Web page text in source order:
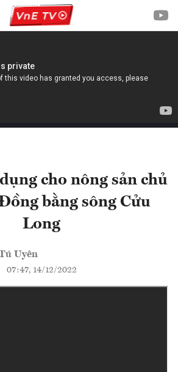
cho nông sản chủ
bằng sông Cửu
Long
Uyên
07:47, 14/12/2022